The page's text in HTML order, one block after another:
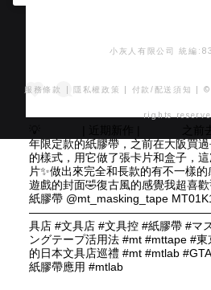
年限定款的紙膠帶，之前在大阪買
的樣式，用它做了張卡片和盒子，
片✨做出來完全和長款的有不一樣的
遊戲的封面🤣復古風的感覺我超喜
紙膠帶 @mt_masking_tape
具店 #文具店 #文具控 #紙膠帶 #マ
ングテープ活用法 #mt #mttape #
的日本文具店巡禮 #mt #mtlab
紙膠帶應用 #mtlab
小灰人有限公司 統編
服務條款 隱私權政策 付款/配送須知 | ©
rights